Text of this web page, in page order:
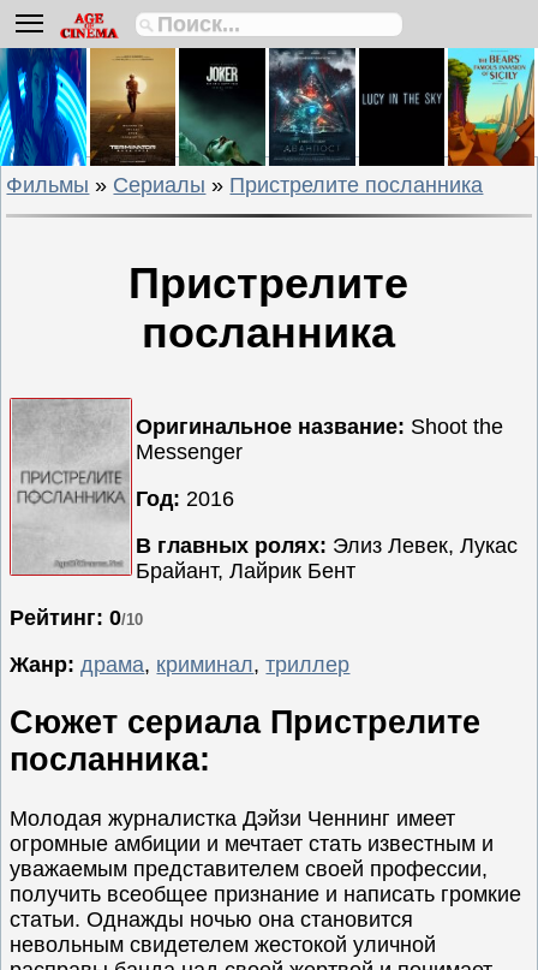
Биографии
Боевики
Вестерны
Военные
Детективы
Драмы
Криминальные
Мультфильмы
Мюзиклы
Приключения
Русские
Семейные
Сериалы
Триллеры
Ужасы
Фантастика
Ожидаемые
Новинки
кино
Фильмы » Сериалы » Пристрелите посланника
Пристрелите
посланника
Оригинальное название: Shoot the
Messenger
Год: 2016
В главных ролях: Элиз Левек, Лукас
Брайант, Лайрик Бент
Рейтинг: 0/10
Жанр: драма, криминал,триллер
Сюжет сериала Пристрелите
посланника:
Молодая журналистка Дэйзи Ченнинг имеет
огромные амбиции и мечтает стать известным и
уважаемым представителем своей профессии,
получить всеобщее признание и написать громкие
статьи. Однажды ночью она становится
невольным свидетелем жестокой уличной